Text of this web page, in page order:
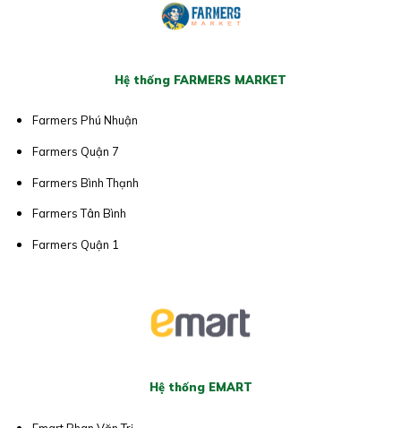
Hệ thống FARMERS MARKET
Farmers Phú Nhuận
Farmers Quận 7
Farmers Bình Thạnh
Farmers Tân Bình
Farmers Quận 1
Hệ thống EMART